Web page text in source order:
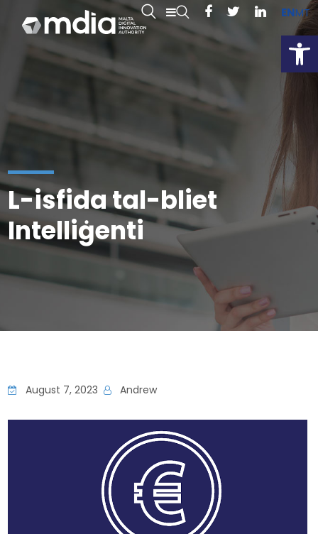
ENMT
L-isfida tal-bliet
Intelliġenti
August 7, 2023 Andrew